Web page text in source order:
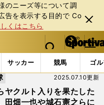
のニーズ等について調
告を表⽰する⽬的で Co
くはこちら
閉じ
る
web Sportiva (webスポルティーバ)
検索
マイペ
ー
ジ
メニュ
サッカー 競馬 ゴ
!?」の最新ニュース・ 情報
ヤクルト入りを果たした
田畑一也や城石憲之らに
2025.07.10更新